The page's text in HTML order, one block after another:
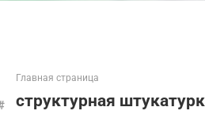
Главная страница
структурная